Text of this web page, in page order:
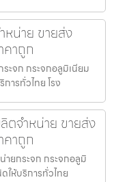
หน่าย ขายส่ง
าถูก
ระจก กระจกอลูมิเนียม
ารทั่วไทย โรง
ตจำหน่าย ขายส่ง
าถูก
ายกระจก กระจกอลูมิ
ให้บริการทั่วไทย